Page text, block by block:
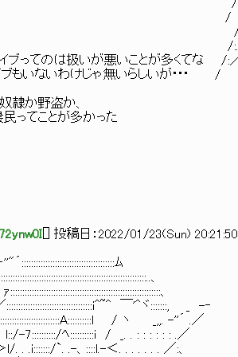
:.: /:.:.:.:.:/
:.:.:./:.:.:.:.:.:.:.:.:.:.:.:.:/
ｉ
ってのは扱いが悪いことが多くてな /:／ｉ
いないわけじゃ無いらしいが･･･ /
が奴隷か野盗か、 i:/!:.:.:..:.∧
農民ってことが多かった
] 投稿日： 2022/01/23(Sun)
ﾑ
、
、
￣'^ヾ:::::::, _ -‐
/ ヽ _,,. -''´ .／
ﾍ::::::::::i / _. . : : : : : : .／
`. .-、::::l.-＜. . . . . . . ／:、